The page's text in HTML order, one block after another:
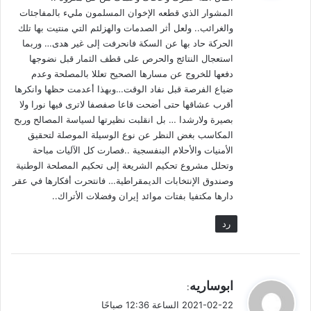
هذا مع هجر تدارس القرآن (ص58) والالتهاء بالعملية السياسية: “ولو
أن الذين ألهتهم السياسة فهجروا تدارس القرآن رجعوا إلى تلاوته
لَتَجدّد لهم إيمان وفقه هم بحاجة إليه في يوم الاختلاط هذا، ويوم
الارتكاس، ويوم الشبهات، ويوم الشهوات”.
ارتجالية الأداء واتباع الاجتهادات الآنية
وتحدث (ص5) عن الارتجالية في الأداء واتباع الاجتهادات الآنية
السريعة التي يحكمها المزاج وتمتاز بالتقلب وعدم الاستقرار على
خط أو حال، مع البعد عن دقائق حيثيات الواقع، وانعدام الدراسات
الأولية التي توجه القرار، وعدم التخطيط المسبق.
الهزيمة النفسية
التي تعبر عن نفسها – حسب وصفه – بلين الخطاب ومجاملة أهل
الطريق الرباني الصحيح. والسكوت عن منكرات تنتظر منهم رفع
المشوار الذي قطعه الإخوان المسلمون مليء بالمفاجئات
والغرائب.. ولعل أثر الصدمات والهزلئم التي منتيت بها تلك
الحركة حاد بها عن السكة فانحرفت إلى غير هدى… وربما
استعجال النتائج والحرص على قطف الثمار قبل نضوجها
دفعها للخروج عن مسارها الصحيح تعللا بالمصلحة وعدم
ضياع الفرصة قبل نفاد الوقت…وبهذا أعدمت حظها وانكرها
أقرب عشاقها حتى أضحت قاعا صفصفا لاترى فيها نورا ولا
بصيرة ولارشدا … بل انقلبت نظيرتها لسياسة المصالح وربح
المكاسب بغض النظر عن نوع الوسيلة الموصلة لتحقيق
الأمنيات والأحلام البنفسجية ..فصارت كل الآليات مباحة
وتحلل مشروع تحكيم الشريعة إلى تحكيم المصلحة الوطنية
وصندوق الإنتخابات الديمقراطية… فانتحرت أفكارها في عقر
دارها مكتفيا بفتات موائد إيران وفضلات الأتراك..
رد
يابوساريه:
2021-02-22 الساعة 12:36 صباحًا